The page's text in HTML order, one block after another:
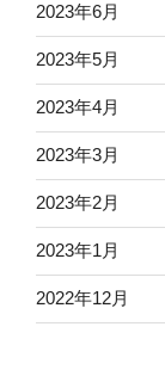
2023年6月
2023年5月
2023年4月
2023年3月
2023年2月
2023年1月
2022年12月